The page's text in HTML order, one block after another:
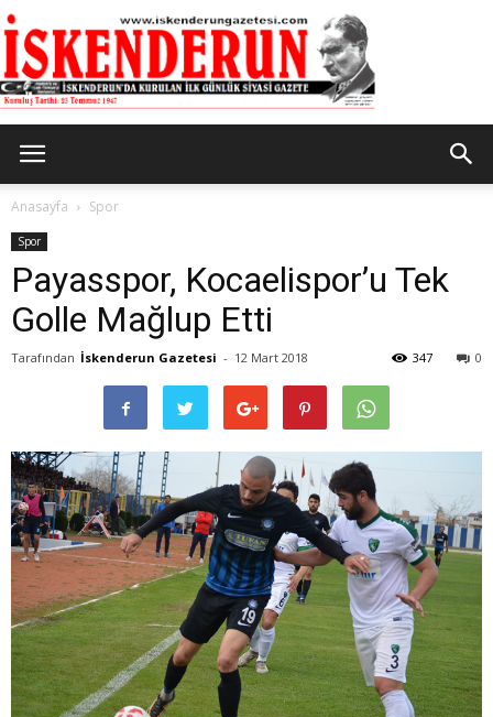
Gazetesi
Anasayfa Spor
Spor
Payasspor, Kocaelispor’u Tek
Golle Mağlup Etti
Tarafından İskenderun Gazetesi - 12 Mart 2018 0
347